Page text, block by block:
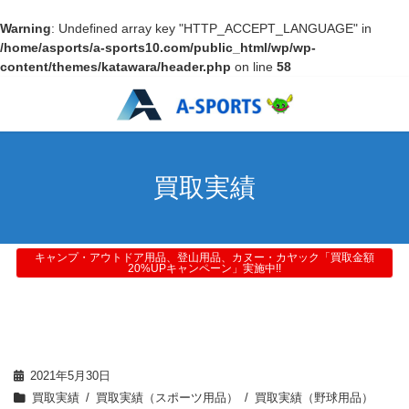
Warning: Undefined array key "HTTP_ACCEPT_LANGUAGE" in
/home/asports/a-sports10.com/public_html/wp/wp-
content/themes/katawara/header.php on line 58
買取実績
キャンプ・アウトドア用品、登山用品、カヌー・カヤック「買取金額
20%UPキャンペーン」実施中!!
2021年5月30日
買取実績
買取実績（スポーツ用品） 買取実績（野球用品）